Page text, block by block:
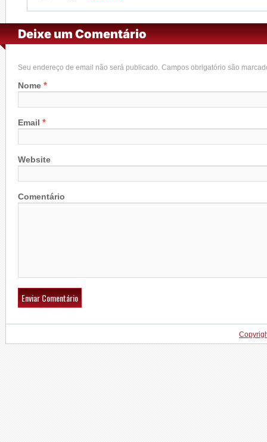
Deixe um Comentário
Seu endereço de email não será publicado. Campos obrigatório são
Nome *
Email *
Website
Comentário